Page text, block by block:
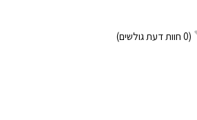
(
0 חוות דעת גולשים)